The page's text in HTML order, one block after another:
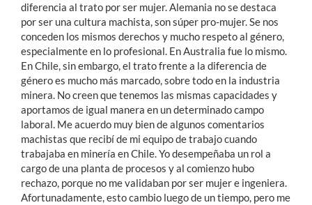
diferencia al trato por ser mujer. Alemania no se destaca
por ser una cultura machista, son súper pro-mujer. Se nos
conceden los mismos derechos y mucho respeto al género,
especialmente en lo profesional. En Australia fue lo mismo.
En Chile, sin embargo, el trato frente a la diferencia de
género es mucho más marcado, sobre todo en la industria
minera. No creen que tenemos las mismas capacidades y
aportamos de igual manera en un determinado campo
laboral. Me acuerdo muy bien de algunos comentarios
machistas que recibí de mi equipo de trabajo cuando
trabajaba en minería en Chile. Yo desempeñaba un rol a
cargo de una planta de procesos y al comienzo hubo
rechazo, porque no me validaban por ser mujer e ingeniera.
Afortunadamente, esto cambio luego de un tiempo, pero me